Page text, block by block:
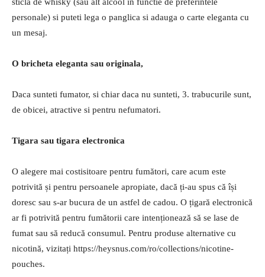
personale) si puteti lega o panglica si adauga o carte eleganta cu
un mesaj.
O bricheta eleganta sau originala,
Daca sunteti fumator, si chiar daca nu sunteti, 3. trabucurile sunt,
de obicei, atractive si pentru nefumatori.
Tigara sau tigara electronica
O alegere mai costisitoare pentru fumători, care acum este
potrivită și pentru persoanele apropiate, dacă ți-au spus că își
doresc sau s-ar bucura de un astfel de cadou. O țigară electronică
ar fi potrivită pentru fumătorii care intenționează să se lase de
fumat sau să reducă consumul. Pentru produse alternative cu
nicotină, vizitați https://heysnus.com/ro/collections/nicotine-
pouches.